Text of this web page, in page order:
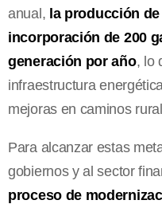
anual, la producción
incorporación de 200
generación por año, lo
infraestructura
mejoras en caminos
Para alcanzar estas
gobiernos y al sector
proceso de